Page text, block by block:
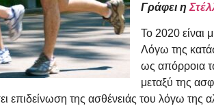
Γράφει η
Το 2020 είναι
Λόγω της
ως απόρροια
μεταξύ της
επιδείνωση της ασθένειάς του λόγω